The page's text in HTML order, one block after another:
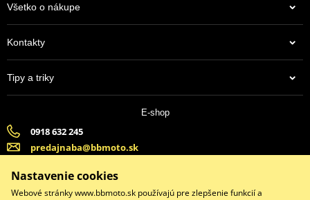
Všetko o nákupe
Kontakty
Tipy a triky
E-shop
0918 632 245
predajnaba@bbmoto.sk
(Po-Pi 9:00-18:00, So-9:00-15:00)
Nastavenie cookies
Webové stránky www.bbmoto.sk používajú pre zlepšenie funkcií a